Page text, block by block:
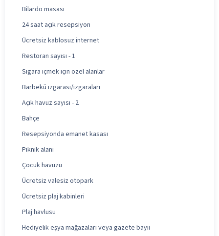
Bilardo masası
24 saat açık resepsiyon
Ücretsiz kablosuz internet
Restoran sayısı - 1
Sigara içmek için özel alanlar
Barbekü ızgarası/ızgaraları
Açık havuz sayısı - 2
Bahçe
Resepsiyonda emanet kasası
Piknik alanı
Çocuk havuzu
Ücretsiz valesiz otopark
Ücretsiz plaj kabinleri
Plaj havlusu
Hediyelik eşya mağazaları veya gazete bayii